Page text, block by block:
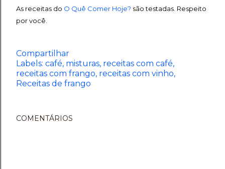
As receitas do O Quê Comer Hoje? são testadas. Respeito
por você.
Compartilhar
Labels: café misturas receitas com café
receitas com frango receitas com vinho
Receitas de frango
COMENTÁRIOS